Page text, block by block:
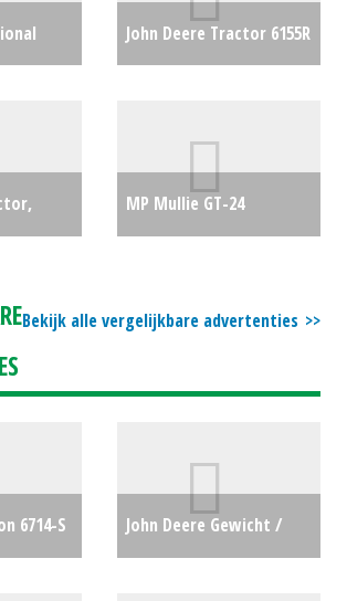
John Deere Tractor 6155R
MP Mullie GT-24
Bekijk alle vergelijkbare advertenties
6714-S
John Deere Gewicht /